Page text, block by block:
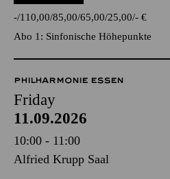
- 110,00 85,00 65,00 25,00 - €
Abo 1: Sinfonische Höhepunkte
PHILHARMONIE ESSEN
Friday
11.09.2026
10:00 - 11:00
Alfried Krupp Saal